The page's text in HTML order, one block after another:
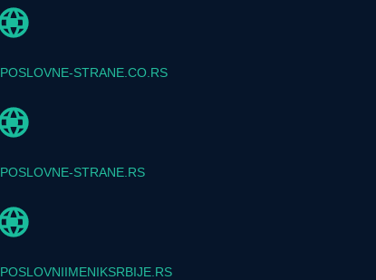
POSLOVNE-STRANE.CO.RS
POSLOVNE-STRANE.RS
POSLOVNIIMENIKSRBIJE.RS